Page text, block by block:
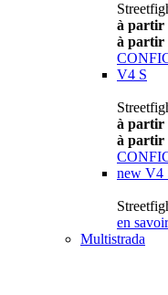
à partir
à partir
V4 S
à partir
à partir
new V4
en
Multistrada